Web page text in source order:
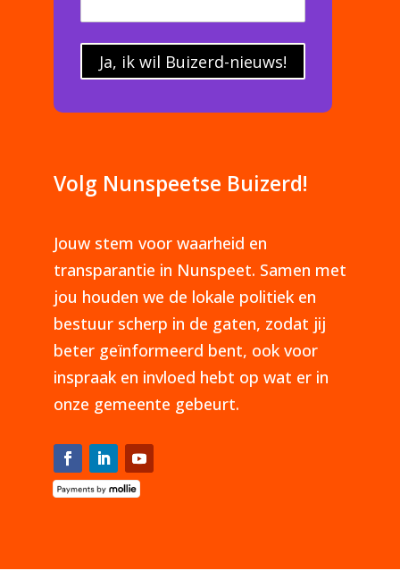
Ja, ik wil Buizerd-nieuws!
Volg Nunspeetse Buizerd!
Jouw stem voor waarheid en
transparantie in Nunspeet. Samen met
jou houden we de lokale politiek en
bestuur scherp in de gaten, zodat jij
beter geïnformeerd bent, ook voor
inspraak en invloed hebt op wat er in
onze gemeente gebeurt.